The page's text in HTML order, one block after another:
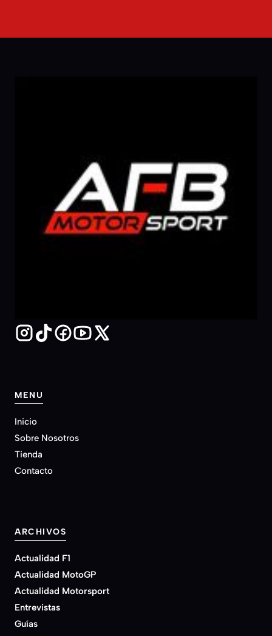
MENU
Inicio
Sobre Nosotros
Tienda
Contacto
ARCHIVOS
Actualidad F1
Actualidad MotoGP
Actualidad Motorsport
Entrevistas
Guías